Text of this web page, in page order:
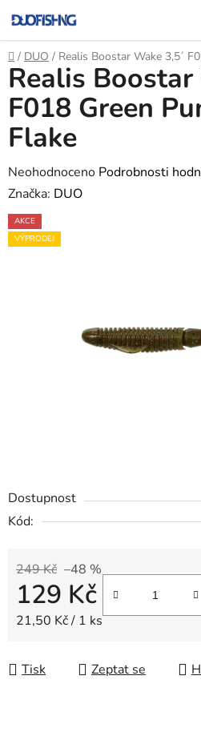
na
obsah
Domů
/ DUO / Realis Boostar Wake 3,5´
Dostupnost
Kód:
249 Kč –48 %
129 Kč
Měrná cena:
21,50 Kč / 1 ks
Tisk Zeptat se
Realis Boostar
F018 Green
Flake
Průměrné
hodnocení
produktu
je
Neohodnoceno Podrobnosti
Značka: DUO
AKCE
VÝPRODEJ